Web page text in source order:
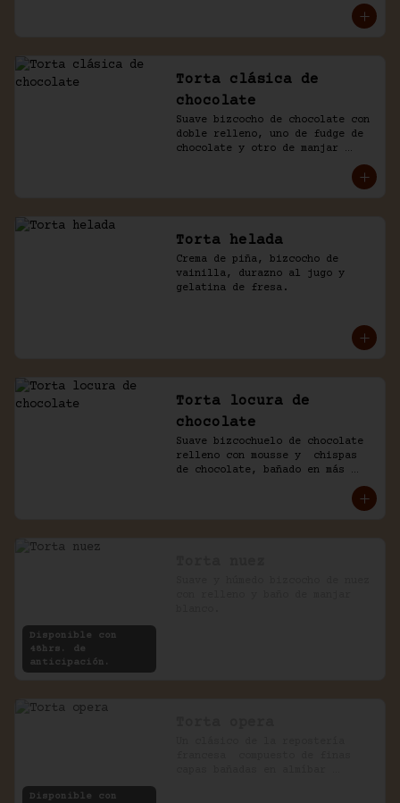
Torta clásica de
chocolate
Suave bizcocho de chocolate con
doble relleno, uno de fudge de
chocolate y otro de manjar
blanco. Cubierto en más fudge y
Torta helada
Crema de piña, bizcocho de
vainilla, durazno al jugo y
gelatina de fresa.
Torta locura de
chocolate
Suave bizcochuelo de chocolate
relleno con mousse y  chispas
de chocolate, bañado en más
Disponible con
48hrs. de
anticipación.
Disponible con